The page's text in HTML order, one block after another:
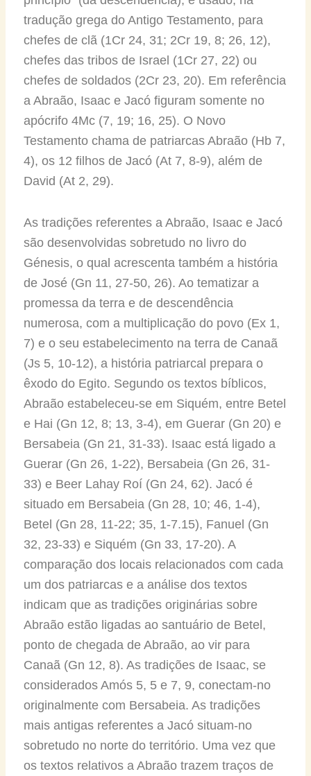
tradução grega do Antigo Testamento, para
chefes de clã (1Cr 24, 31; 2Cr 19, 8; 26, 12),
chefes das tribos de Israel (1Cr 27, 22) ou
chefes de soldados (2Cr 23, 20). Em referência
a Abraão, Isaac e Jacó figuram somente no
apócrifo 4Mc (7, 19; 16, 25). O Novo
Testamento chama de patriarcas Abraão (Hb 7,
4), os 12 filhos de Jacó (At 7, 8-9), além de
David (At 2, 29).
As tradições referentes a Abraão, Isaac e Jacó
são desenvolvidas sobretudo no livro do
Génesis, o qual acrescenta também a história
de José (Gn 11, 27-50, 26). Ao tematizar a
promessa da terra e de descendência
numerosa, com a multiplicação do povo (Ex 1,
7) e o seu estabelecimento na terra de Canaã
(Js 5, 10-12), a história patriarcal prepara o
êxodo do Egito. Segundo os textos bíblicos,
Abraão estabeleceu-se em Siquém, entre Betel
e Hai (Gn 12, 8; 13, 3-4), em Guerar (Gn 20) e
Bersabeia (Gn 21, 31-33). Isaac está ligado a
Guerar (Gn 26, 1-22), Bersabeia (Gn 26, 31-
33) e Beer Lahay Roí (Gn 24, 62). Jacó é
situado em Bersabeia (Gn 28, 10; 46, 1-4),
Betel (Gn 28, 11-22; 35, 1-7.15), Fanuel (Gn
32, 23-33) e Siquém (Gn 33, 17-20). A
comparação dos locais relacionados com cada
um dos patriarcas e a análise dos textos
indicam que as tradições originárias sobre
Abraão estão ligadas ao santuário de Betel,
ponto de chegada de Abraão, ao vir para
Canaã (Gn 12, 8). As tradições de Isaac, se
considerados Amós 5, 5 e 7, 9, conectam-no
originalmente com Bersabeia. As tradições
mais antigas referentes a Jacó situam-no
sobretudo no norte do território. Uma vez que
os textos relativos a Abraão trazem traços de